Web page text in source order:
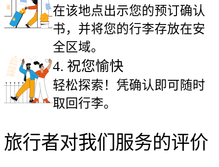
在该地点出示您的预订确认
书，并将您的行李存放在安
全区域。
4. 祝您愉快
轻松探索！凭确认即可随时
取回行李。
旅行者对我们服务的评价